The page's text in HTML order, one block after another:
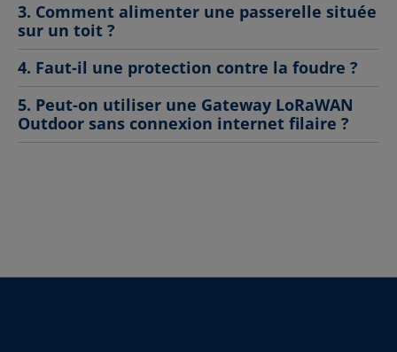
3. Comment alimenter une passerelle située
sur un toit ?
4. Faut-il une protection contre la foudre ?
5. Peut-on utiliser une Gateway LoRaWAN
Outdoor sans connexion internet filaire ?